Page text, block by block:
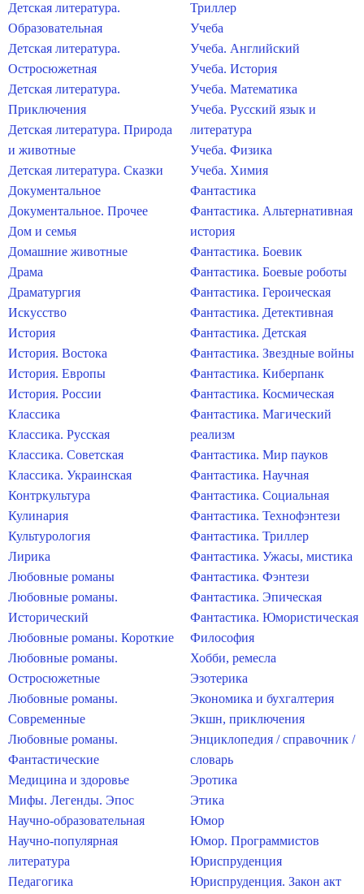
Детская литература.
Образовательная
Детская литература.
Остросюжетная
Детская литература.
Приключения
Детская литература. Природа
и животные
Детская литература. Сказки
Документальное
Документальное. Прочее
Дом и семья
Домашние животные
Драма
Драматургия
Искусство
История
История. Востока
История. Европы
История. России
Классика
Классика. Русская
Классика. Советская
Классика. Украинская
Контркультура
Кулинария
Культурология
Лирика
Любовные романы
Любовные романы.
Исторический
Любовные романы. Короткие
Любовные романы.
Остросюжетные
Любовные романы.
Современные
Любовные романы.
Фантастические
Медицина и здоровье
Мифы. Легенды. Эпос
Научно-образовательная
Научно-популярная
литература
Педагогика
Триллер
Учеба
Учеба. Английский
Учеба. История
Учеба. Математика
Учеба. Русский язык и
литература
Учеба. Физика
Учеба. Химия
Фантастика
Фантастика. Альтернативная
история
Фантастика. Боевик
Фантастика. Боевые роботы
Фантастика. Героическая
Фантастика. Детективная
Фантастика. Детская
Фантастика. Звездные войны
Фантастика. Киберпанк
Фантастика. Космическая
Фантастика. Магический
реализм
Фантастика. Мир пауков
Фантастика. Научная
Фантастика. Социальная
Фантастика. Технофэнтези
Фантастика. Триллер
Фантастика. Ужасы, мистика
Фантастика. Фэнтези
Фантастика. Эпическая
Фантастика. Юмористическая
Философия
Хобби, ремесла
Эзотерика
Экономика и бухгалтерия
Экшн, приключения
Энциклопедия / справочник /
словарь
Эротика
Этика
Юмор
Юмор. Программистов
Юриспруденция
Юриспруденция. Закон акт